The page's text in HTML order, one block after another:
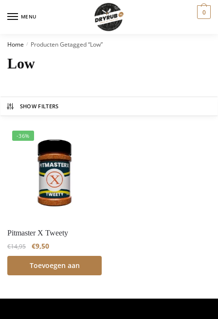
MENU 0
Home / Producten Getagged “low”
Low
SHOW FILTERS
-36%
Pitmaster X Tweety
€14,95 €9,50
Toevoegen aan